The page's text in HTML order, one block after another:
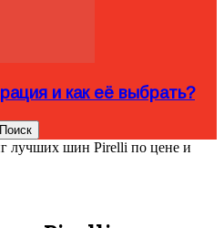
и как её выбрать?
лучших шин Pirelli по цене и